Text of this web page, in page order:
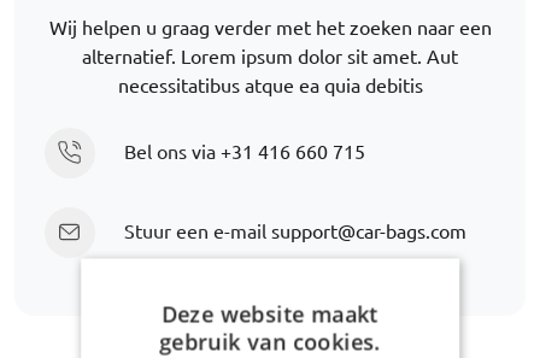
Wij helpen u graag verder met het zoeken naar een
alternatief. Lorem ipsum dolor sit amet. Aut
necessitatibus atque ea quia debitis
Bel ons via +31 416 660 715
Stuur een e-mail support@car-bags.com
Deze website maakt
gebruik van cookies.